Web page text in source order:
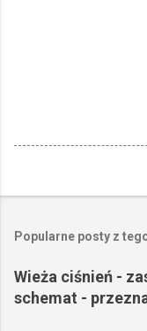
Popularne posty z
Wieża ciśnień -
schemat -